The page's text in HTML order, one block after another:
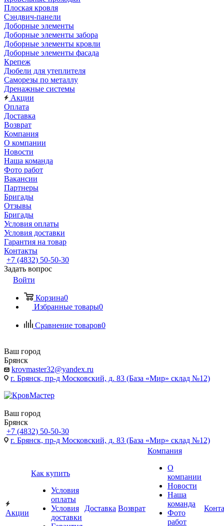
Плоская кровля
Сэндвич-панели
Доборные элементы
Доборные элементы забора
Доборные элементы кровли
Доборные элементы фасада
Крепеж
Дюбели для утеплителя
Саморезы по металлу
Дренажные системы
Акции
Оплата
Доставка
Возврат
Компания
О компании
Новости
Наша команда
Фото работ
Вакансии
Партнеры
Бригады
Отзывы
Бригады
Условия оплаты
Условия доставки
Гарантия на товар
Контакты
+7 (4832) 50-50-30
Задать вопрос
Войти
Корзина0
Избранные товары0
Сравнение товаров0
Ваш город
Брянск
krovmaster32@yandex.ru
г. Брянск, пр-д Московский, д. 83 (База «Мир» склад №12)
Ваш город
Брянск
+7 (4832) 50-50-30
г. Брянск, пр-д Московский, д. 83 (База «Мир» склад №12)
Акции
Как купить
Условия
оплаты
Условия
доставки
Доставка Возврат
Компания
О
компании
Новости
Наша
команда
Фото
работ